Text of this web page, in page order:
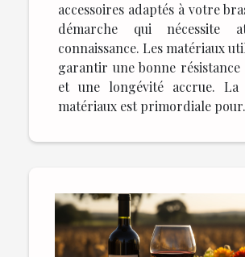
accessoires adaptés à votre
démarche qui nécessite
connaissance. Les matériaux
garantir une bonne résistance
et une longévité accrue. La
matériaux est primordiale